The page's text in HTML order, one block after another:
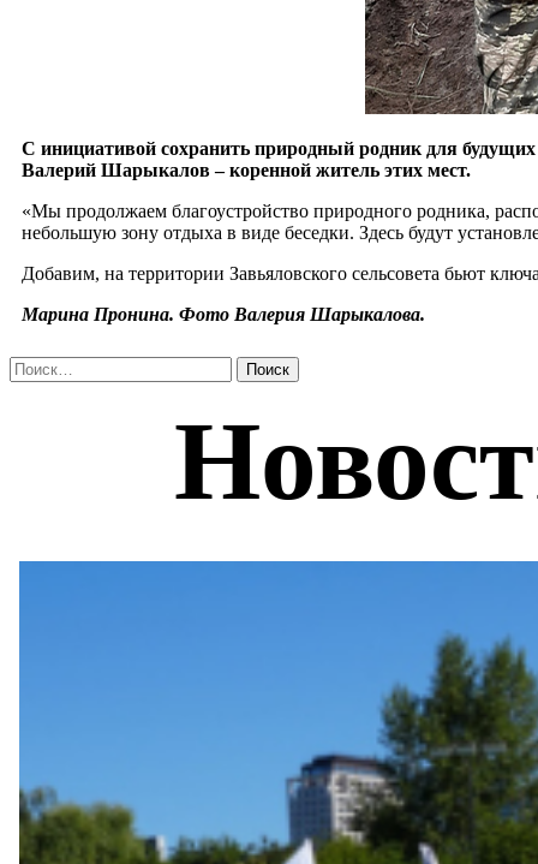
С инициативой сохранить природный родник для будущих
Валерий Шарыкалов – коренной житель этих мест.
«Мы продолжаем благоустройство природного родника,
небольшую зону отдыха в виде беседки. Здесь будут
Добавим, на территории Завьяловского сельсовета бьют
Марина Пронина. Фото Валерия Шарыкалова.
Найти: